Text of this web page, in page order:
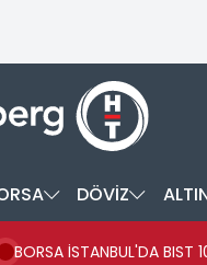
DÖVİZ
BORSA İSTANBUL'DA BIST